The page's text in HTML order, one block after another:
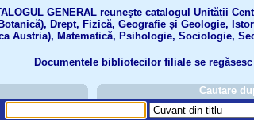
GENERAL reuneşte catalogul Unității
Drept, Fizică, Geografie și Geologie,
Austria), Matematică, Psihologie, Sociologie,
Documentele bibliotecilor filiale se
Cautare